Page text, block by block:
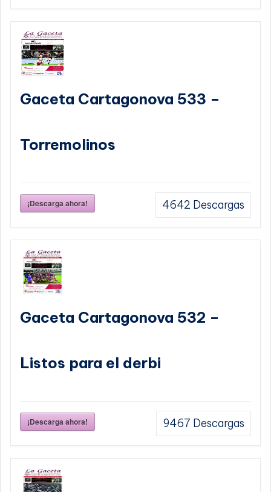
Gaceta Cartagonova 533 –
Torremolinos
¡Descarga ahora! 4642 Descargas
Gaceta Cartagonova 532 –
Listos para el derbi
¡Descarga ahora! 9467 Descargas